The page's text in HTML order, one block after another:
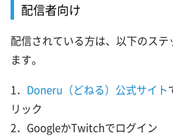
配信者向け
配信されている方は、以下のス
ます。
1． Doneru（どねる）公式サイト
リック
2．GoogleかTwitchでログイン